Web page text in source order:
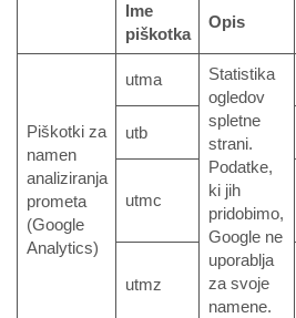
Ime
piškotka
Opis
Piškotki za
namen
analiziranja
prometa
(Google
Analytics)
utma
Statistika
ogledov
spletne
strani.
Podatke,
ki jih
pridobimo,
Google ne
uporablja
za svoje
namene.
utb
utmc
utmz